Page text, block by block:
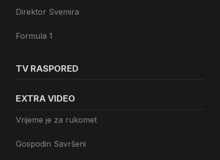
Direktor Svemira
Formula 1
TV RASPORED
EXTRA VIDEO
Vrijeme je za rukomet
Gospodin Savršeni